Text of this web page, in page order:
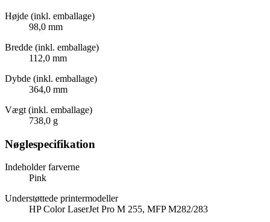
Højde (inkl. emballage)
98,0 mm
Bredde (inkl. emballage)
112,0 mm
Dybde (inkl. emballage)
364,0 mm
Vægt (inkl. emballage)
738,0 g
Nøglespecifikation
Indeholder farverne
Pink
Understøttede printermodeller
HP Color LaserJet Pro M 255, MFP M282/283